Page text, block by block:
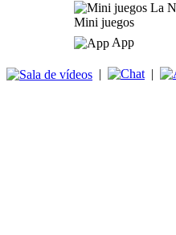
Mini juegos
App
| |